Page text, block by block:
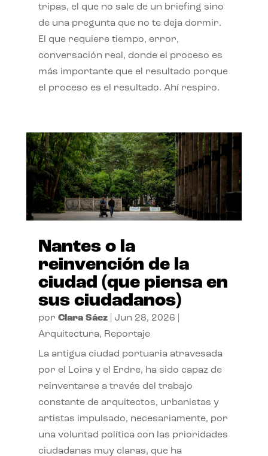
tripas, el que no sale de un briefing sino
de una pregunta que no te deja dormir.
El que requiere tiempo, error,
conversación real, donde el proceso es
más importante que el resultado porque
el proceso es el resultado. Ahí respiro.
Nantes o la
reinvención de la
ciudad (que piensa en
sus ciudadanos)
por Clara Sáez| Jun 28, 2026
Arquitectura, Reportaje
La antigua ciudad portuaria atravesada
por el Loira y el Erdre, ha sido capaz de
reinventarse a través del trabajo
constante de arquitectos, urbanistas y
artistas impulsado, necesariamente, por
una voluntad política con las prioridades
ciudadanas muy claras, que ha